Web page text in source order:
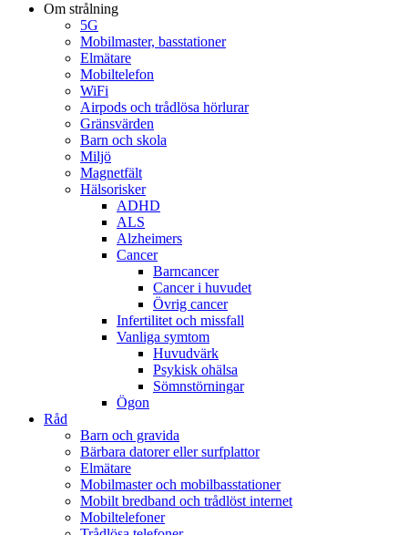
Om strålning
5G
Mobilmaster, basstationer
Elmätare
Mobiltelefon
WiFi
Airpods och trådlösa hörlurar
Gränsvärden
Barn och skola
Miljö
Magnetfält
Hälsorisker
ADHD
ALS
Alzheimers
Cancer
Barncancer
Cancer i huvudet
Övrig cancer
Infertilitet och missfall
Vanliga symtom
Huvudvärk
Psykisk ohälsa
Sömnstörningar
Ögon
Råd
Barn och gravida
Bärbara datorer eller surfplattor
Elmätare
Mobilmaster och mobilbasstationer
Mobilt bredband och trådlöst internet
Mobiltelefoner